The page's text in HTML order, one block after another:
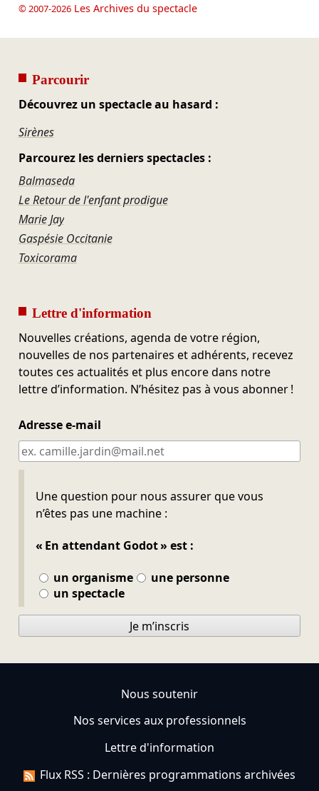
© 2007-2026Les Archives du spectacle
Parcourir
Découvrez un spectacle au hasard :
Sirènes
Parcourez les derniers spectacles :
Balmaseda
Le Retour de l'enfant prodigue
Marie Jay
Gaspésie Occitanie
Toxicorama
Lettre d'information
Nouvelles créations, agenda de votre région,
nouvelles de nos partenaires et adhérents, recevez
toutes ces actualités et plus encore dans notre
lettre d’information. N’hésitez pas à vous abonner !
Adresse e-mail
Une question pour nous assurer que vous
n’êtes pas une machine :
« En attendant Godot » est :
un organisme
une personne
un spectacle
Ne pas remplir
Je m’inscris
Nous soutenir
Nos services aux professionnels
Lettre d'information
Flux RSS : Dernières programmations archivées